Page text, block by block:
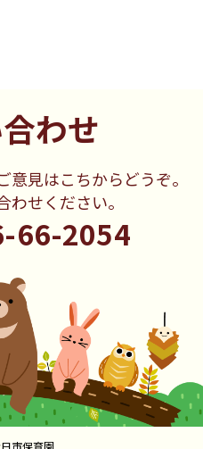
わせ
見はこちからどうぞ。
わせください。
66-2054